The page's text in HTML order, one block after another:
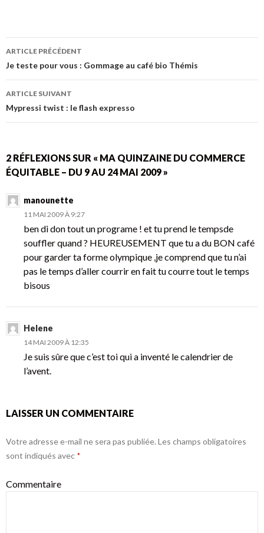
er b
o
o
k
Navigation
des
articles
ARTICLE PRÉCÉDENT
Je teste pour vous : Gommage au café bio Thémis
ARTICLE SUIVANT
Mypressi twist : le flash expresso
2 RÉFLEXIONS SUR « MA QUINZAINE DU COMMERCE
ÉQUITABLE – DU 9 AU 24 MAI 2009 »
manounette
11 MAI 2009 À 9:27
ben di don tout un programe ! et tu prend le tempsde
souffler quand ? HEUREUSEMENT que tu a du BON café
pour garder ta forme olympique ,je comprend que tu n’ai
pas le temps d’aller courrir en fait tu courre tout le temps
bisous
Helene
14 MAI 2009 À 12:35
Je suis sûre que c’est toi qui a inventé le calendrier de
l’avent.
LAISSER UN COMMENTAIRE
Votre adresse e-mail ne sera pas publiée. Les champs obligatoires
sont indiqués avec *
Commentaire